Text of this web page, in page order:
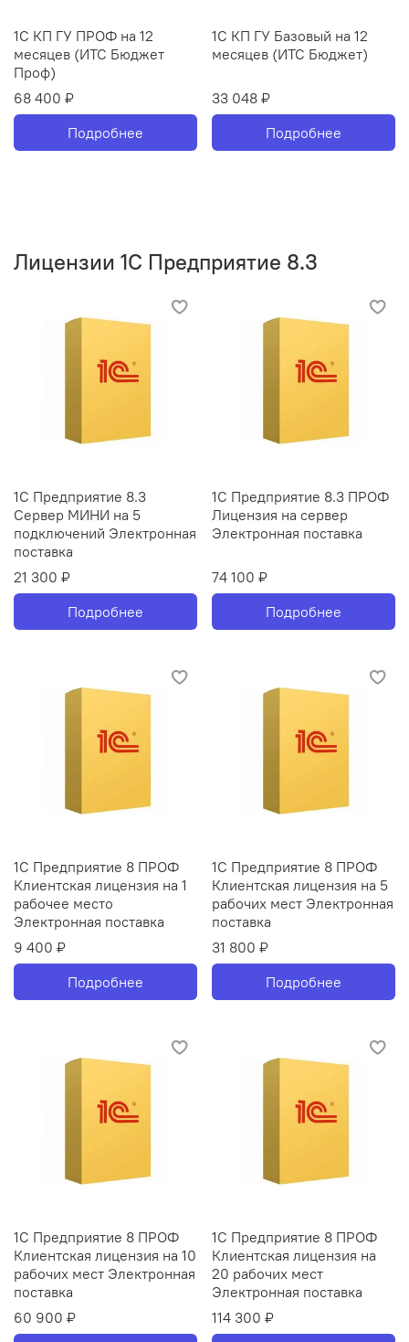
1С КП ГУ ПРОФ на 12
месяцев (ИТС Бюджет
Проф)
68 400 ₽
Подробнее
1С КП ГУ Базовый на 12
месяцев (ИТС Бюджет)
33 048 ₽
Подробнее
Лицензии 1С Предприятие 8.3
1С Предприятие 8.3
Сервер МИНИ на 5
подключений Электронная
поставка
21 300 ₽
Подробнее
1С Предприятие 8.3 ПРОФ
Лицензия на сервер
Электронная поставка
74 100 ₽
Подробнее
1С Предприятие 8 ПРОФ
Клиентская лицензия на 1
рабочее место
Электронная поставка
9 400 ₽
Подробнее
1С Предприятие 8 ПРОФ
Клиентская лицензия на 5
рабочих мест Электронная
поставка
31 800 ₽
Подробнее
1С Предприятие 8 ПРОФ
Клиентская лицензия на 10
рабочих мест Электронная
поставка
60 900 ₽
1С Предприятие 8 ПРОФ
Клиентская лицензия на
20 рабочих мест
Электронная поставка
114 300 ₽